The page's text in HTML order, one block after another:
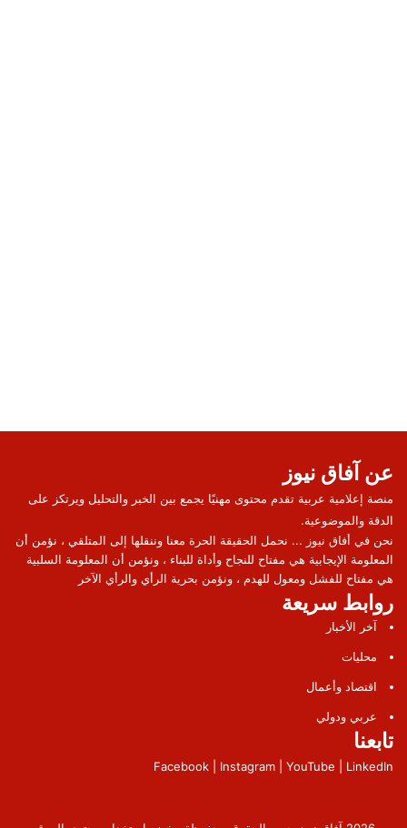
عن آفاق نيوز
منصة إعلامية عربية تقدم محتوى مهنيًا يجمع بين الخبر والتحليل ويرتكز على
الدقة والموضوعية.
نحن في أفاق نيوز ... نحمل الحقيقة الحرة معنا وننقلها إلى المتلقي ، نؤمن أن
المعلومة الإيجابية هي مفتاح للنجاح وأداة للبناء ، ونؤمن أن المعلومة السلبية
هي مفتاح للفشل ومعول للهدم ، ونؤمن بحرية الرأي والرأي الآخر
روابط سريعة
آخر الأخبار
محليات
اقتصاد وأعمال
عربي ودولي
تابعنا
Facebook | Instagram | YouTube | LinkedIn